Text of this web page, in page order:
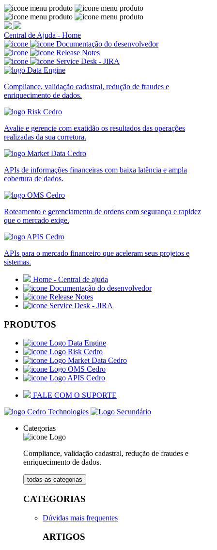
Central de Ajuda - Home
Documentação do desenvolvedor
Release Notes
Service Desk - JIRA
Compliance, validação cadastral, redução de fraudes e
enriquecimento de dados.
Avalie e gerencie com exatidão os resultados das operações
realizadas da sua corretora.
APIs de informações financeiras com baixa latência e ampla
cobertura de dados.
Roteamento e gerenciamento de ordens com segurança e rapidez
que o mercado exige.
APIs para o mercado financeiro que aceleram seus projetos e
sistemas.
Home - Central de ajuda
Documentação do desenvolvedor
Release Notes
Service Desk - JIRA
PRODUTOS
Data Engine
Risk Cedro
Market Data Cedro
OMS Cedro
APIS Cedro
FALE COM O SUPORTE
Categorias
Compliance, validação cadastral, redução de fraudes e
enriquecimento de dados.
todas as categorias
CATEGORIAS
Dúvidas mais frequentes
ARTIGOS